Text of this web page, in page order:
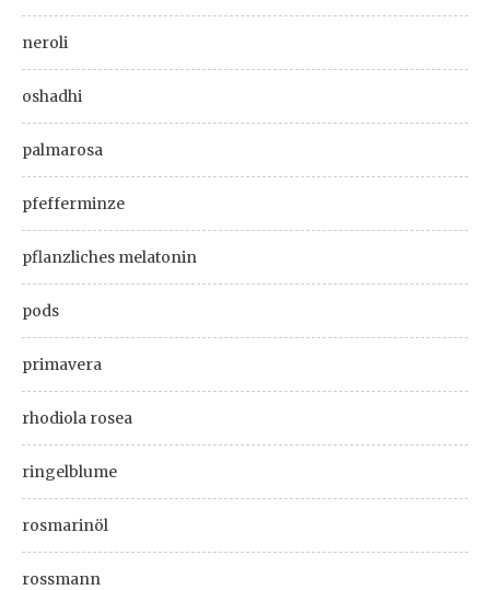
neroli
oshadhi
palmarosa
pfefferminze
pflanzliches melatonin
pods
primavera
rhodiola rosea
ringelblume
rosmarinöl
rossmann